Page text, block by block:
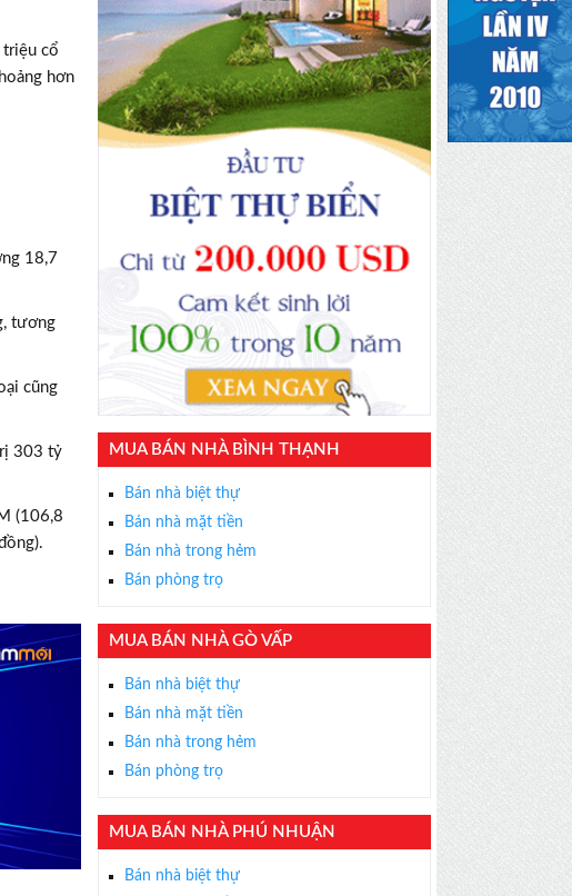
triệu cổ
hơn
18,7
tương
cũng
303 tỷ
(106,8
MUA BÁN NHÀ BÌNH THẠNH
Bán nhà biệt thự
Bán nhà mặt tiền
Bán nhà trong hẻm
Bán phòng trọ
MUA BÁN NHÀ GÒ VẤP
Bán nhà biệt thự
Bán nhà mặt tiền
Bán nhà trong hẻm
Bán phòng trọ
MUA BÁN NHÀ PHÚ NHUẬN
Bán nhà biệt thự